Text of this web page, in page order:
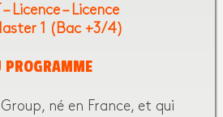
– Licence – Licence
1 (Bac +3/4)
PROGRAMME
né en France, et qui